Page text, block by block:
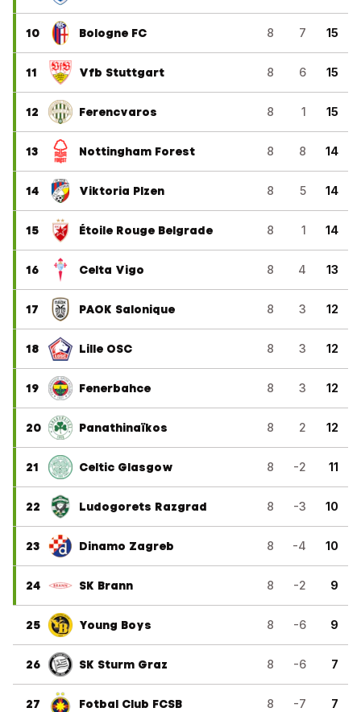
10 Bologne FC 8 7 15
11 Vfb Stuttgart 8 6 15
12 Ferencvaros 8 1 15
13 Nottingham Forest 8 8 14
14 Viktoria Plzen 8 5 14
15 Étoile Rouge Belgrade 8 1 14
16 Celta Vigo 8 4 13
17 PAOK Salonique 8 3 12
18 Lille OSC 8 3 12
19 Fenerbahce 8 3 12
20 Panathinaïkos 8 2 12
21 Celtic Glasgow 8 -2 11
22 Ludogorets Razgrad 8 -3 10
23 Dinamo Zagreb 8 -4 10
24 SK Brann 8 -2 9
25 Young Boys 8 -6 9
26 SK Sturm Graz 8 -6 7
27 Fotbal Club FCSB 8 -7 7